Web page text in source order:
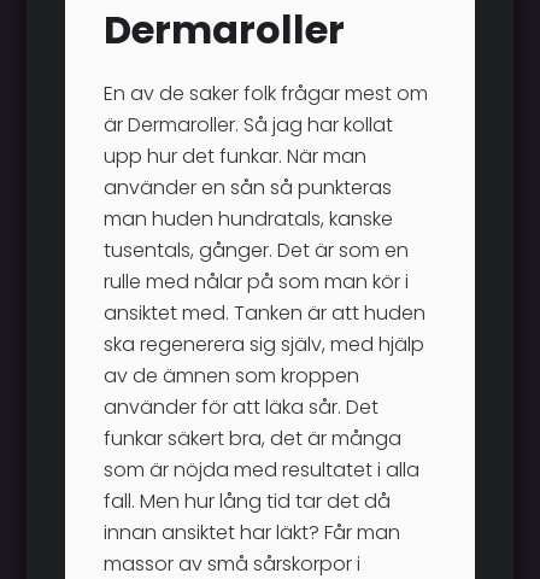
Dermaroller
En av de saker folk frågar mest om
är Dermaroller. Så jag har kollat
upp hur det funkar. När man
använder en sån så punkteras
man huden hundratals, kanske
tusentals, gånger. Det är som en
rulle med nålar på som man kör i
ansiktet med. Tanken är att huden
ska regenerera sig själv, med hjälp
av de ämnen som kroppen
använder för att läka sår. Det
funkar säkert bra, det är många
som är nöjda med resultatet i alla
fall. Men hur lång tid tar det då
innan ansiktet har läkt? Får man
massor av små sårskorpor i